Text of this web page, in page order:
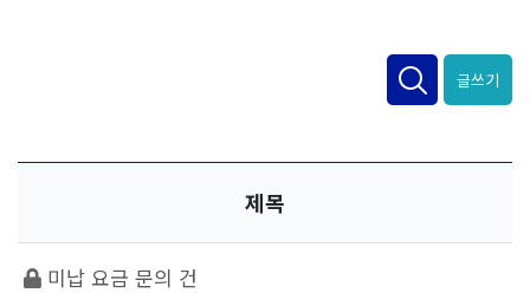
글쓰기
제목
미납 요금 문의 건